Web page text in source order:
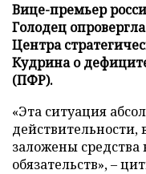
Вице-премьер
Голодец
Центра
Кудрина о
(ПФР).
«Эта ситуация
действительности,
заложены средства
обязательств», –